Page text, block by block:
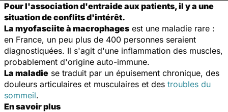
Pour l'association d'entraide aux patients, il y a une
situation de conflits d'intérêt.
La myofasciite à macrophages est une maladie rare :
en France, un peu plus de 400 personnes seraient
diagnostiquées. Il s'agit d'une inflammation des muscles,
probablement d'origine auto-immune.
La maladie se traduit par un épuisement chronique, des
douleurs articulaires et musculaires et des troubles du
sommeil.
En savoir plus